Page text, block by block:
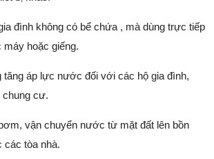
đình không có bể chứa , mà dùng trực tiếp
hoặc giếng.
tăng áp lực nước đối với các hộ gia đình,
chung cư.
vận chuyển nước từ mặt đất lên bồn
tòa nhà.